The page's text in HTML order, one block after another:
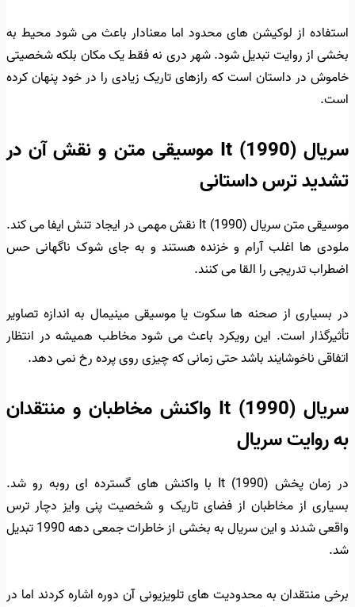
استفاده از لوکیشن های محدود اما معنادار باعث می شود محیط به
بخشی از روایت تبدیل شود. شهر دری نه فقط یک مکان بلکه شخصیتی
خاموش در داستان است که رازهای تاریک زیادی را در خود پنهان کرده
است.
سریال It (1990) موسیقی متن و نقش آن در
تشدید ترس داستانی
موسیقی متن سریال It (1990) نقش مهمی در ایجاد تنش ایفا می کند.
ملودی ها اغلب آرام و خزنده هستند و به جای شوک ناگهانی حس
اضطراب تدریجی را القا می کنند.
در بسیاری از صحنه ها سکوت یا موسیقی مینیمال به اندازه تصاویر
تأثیرگذار است. این رویکرد باعث می شود مخاطب همیشه در انتظار
اتفاقی ناخوشایند باشد حتی زمانی که چیزی روی پرده رخ نمی دهد.
سریال It (1990) واکنش مخاطبان و منتقدان
به روایت سریال
در زمان پخش It (1990) با واکنش های گسترده ای روبه رو شد.
بسیاری از مخاطبان از فضای تاریک و شخصیت پنی وایز دچار ترس
واقعی شدند و این سریال به بخشی از خاطرات جمعی دهه 1990 تبدیل
شد.
برخی منتقدان به محدودیت های تلویزیونی آن دوره اشاره کردند اما در